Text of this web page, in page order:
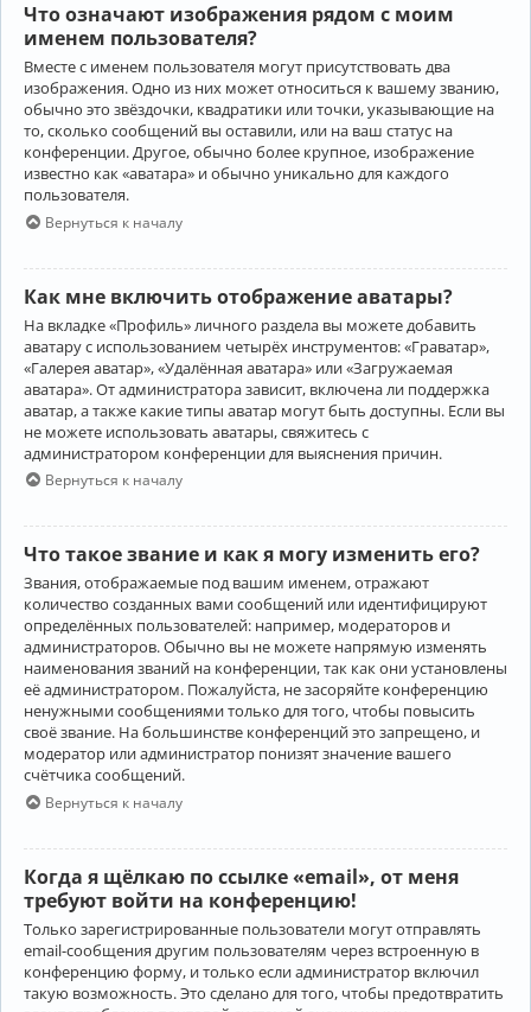
Что означают изображения рядом с моим
именем пользователя?
Вместе с именем пользователя могут присутствовать два
изображения. Одно из них может относиться к вашему званию,
обычно это звёздочки, квадратики или точки, указывающие на
то, сколько сообщений вы оставили, или на ваш статус на
конференции. Другое, обычно более крупное, изображение
известно как «аватара» и обычно уникально для каждого
пользователя.
Вернуться к началу
Как мне включить отображение аватары?
На вкладке «Профиль» личного раздела вы можете добавить
аватару с использованием четырёх инструментов: «Граватар»,
«Галерея аватар», «Удалённая аватара» или «Загружаемая
аватара». От администратора зависит, включена ли поддержка
аватар, а также какие типы аватар могут быть доступны. Если вы
не можете использовать аватары, свяжитесь с
администратором конференции для выяснения причин.
Вернуться к началу
Что такое звание и как я могу изменить его?
Звания, отображаемые под вашим именем, отражают
количество созданных вами сообщений или идентифицируют
определённых пользователей: например, модераторов и
администраторов. Обычно вы не можете напрямую изменять
наименования званий на конференции, так как они установлены
её администратором. Пожалуйста, не засоряйте конференцию
ненужными сообщениями только для того, чтобы повысить
своё звание. На большинстве конференций это запрещено, и
модератор или администратор понизят значение вашего
счётчика сообщений.
Вернуться к началу
Когда я щёлкаю по ссылке «email», от меня
требуют войти на конференцию!
Только зарегистрированные пользователи могут отправлять
email-сообщения другим пользователям через встроенную в
конференцию форму, и только если администратор включил
такую возможность. Это сделано для того, чтобы предотвратить